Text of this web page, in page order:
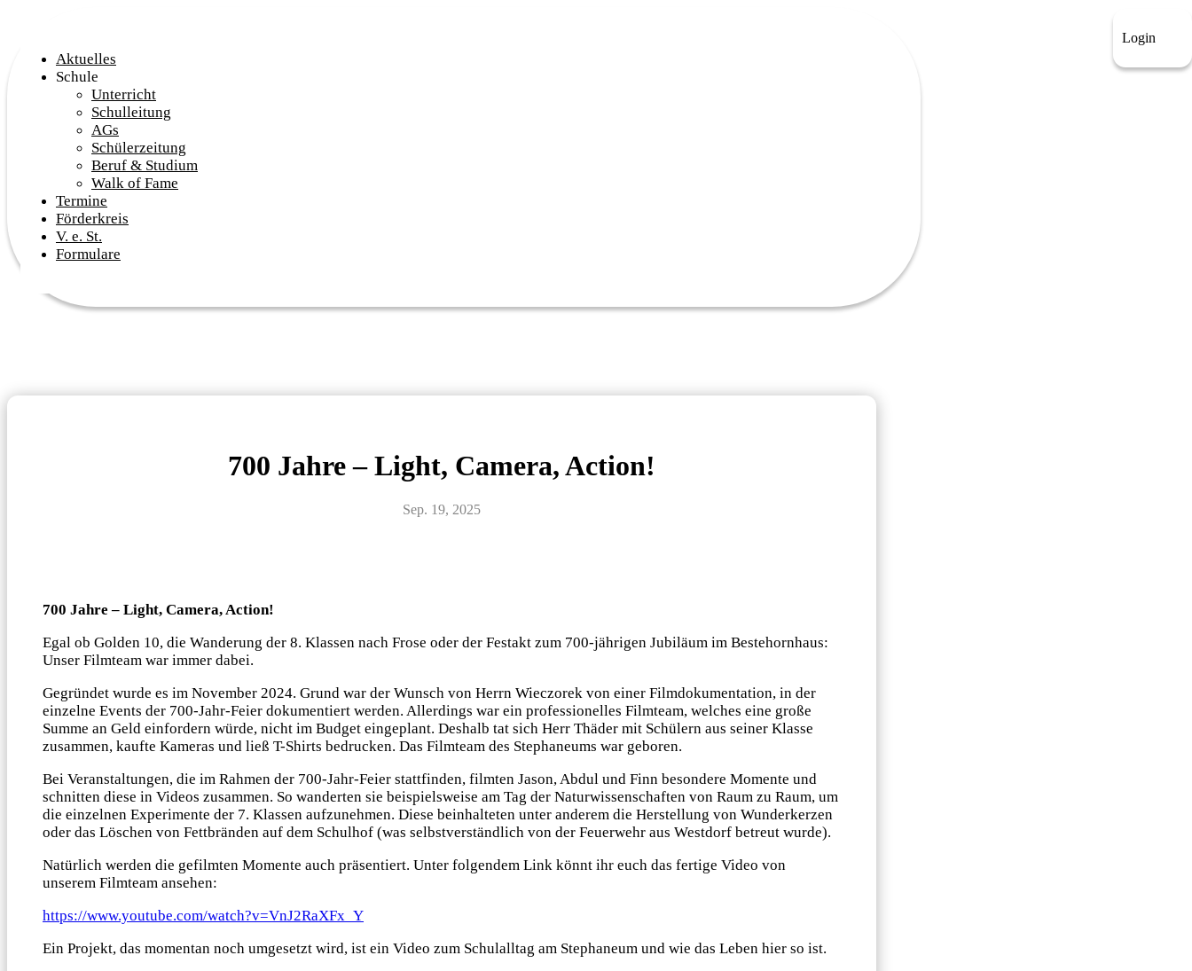
Aktuelles
Schule
Unterricht
Schulleitung
AGs
Schülerzeitung
Beruf & Studium
Walk of Fame
Termine
Förderkreis
V. e. St.
Formulare
Login
700 Jahre – Light, Camera, Action!
Sep. 19, 2025
700 Jahre – Light, Camera, Action!
Egal ob Golden 10, die Wanderung der 8. Klassen nach Frose oder der Festakt zum 700-jährigen Jubiläum im Bestehornhaus:
Unser Filmteam war immer dabei.
Gegründet wurde es im November 2024. Grund war der Wunsch von Herrn Wieczorek von einer Filmdokumentation, in der
einzelne Events der 700-Jahr-Feier dokumentiert werden. Allerdings war ein professionelles Filmteam, welches eine große
Summe an Geld einfordern würde, nicht im Budget eingeplant. Deshalb tat sich Herr Thäder mit Schülern aus seiner Klasse
zusammen, kaufte Kameras und ließ T-Shirts bedrucken. Das Filmteam des Stephaneums war geboren.
Bei Veranstaltungen, die im Rahmen der 700-Jahr-Feier stattfinden, filmten Jason, Abdul und Finn besondere Momente und
schnitten diese in Videos zusammen. So wanderten sie beispielsweise am Tag der Naturwissenschaften von Raum zu Raum, um
die einzelnen Experimente der 7. Klassen aufzunehmen. Diese beinhalteten unter anderem die Herstellung von Wunderkerzen
oder das Löschen von Fettbränden auf dem Schulhof (was selbstverständlich von der Feuerwehr aus Westdorf betreut wurde).
Natürlich werden die gefilmten Momente auch präsentiert. Unter folgendem Link könnt ihr euch das fertige Video von
unserem Filmteam ansehen:
https://www.youtube.com/watch?v=VnJ2RaXFx_Y
Ein Projekt, das momentan noch umgesetzt wird, ist ein Video zum Schulalltag am Stephaneum und wie das Leben hier so ist.